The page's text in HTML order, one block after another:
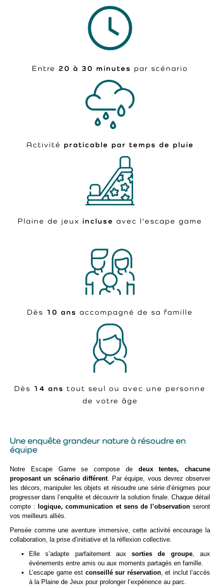
Entre 20 à 30 minutes par scénario
Activité praticable par temps de pluie
Plaine de jeux incluse avec l'escape game
Dès 10 ans accompagné de sa famille
Dès 14 ans tout seul ou avec une personne
de votre âge
Une enquête grandeur nature à résoudre en
équipe
Notre Escape Game se compose de deux tentes, chacune
proposant un scénario différent. Par équipe, vous devrez observer
les décors, manipuler les objets et résoudre une série d’énigmes pour
progresser dans l’enquête et découvrir la solution finale. Chaque détail
compte :
logique, communication et sens de l’observationseront
vos meilleurs alliés.
Pensée comme une aventure immersive, cette activité encourage la
collaboration, la prise d’initiative et la réflexion collective.
Elle s’adapte parfaitement auxsorties de groupe, aux
événements entre amis ou aux moments partagés en famille.
L’escape game est conseillé sur réservation, et inclut l’accès
à la Plaine de Jeux pour prolonger l’expérience au parc.